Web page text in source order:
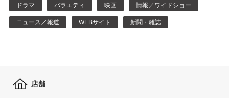
ドラマ バラエティ 映画 情報／ワイドショー
ニュース／報道 WEBサイト 新聞・雑誌
店舗